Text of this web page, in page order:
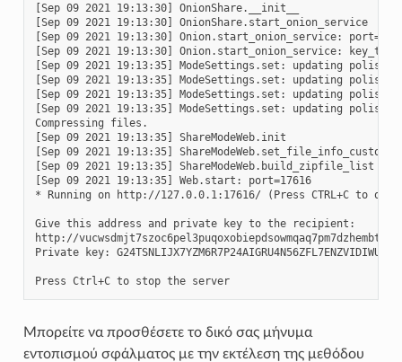
[Sep 09 2021 19:13:30] OnionShare.__init__
[Sep 09 2021 19:13:30] OnionShare.start_onion_service
[Sep 09 2021 19:13:30] Onion.start_onion_service:
[Sep 09 2021 19:13:30] Onion.start_onion_service:
[Sep 09 2021 19:13:35] ModeSettings.set: updating polish-
[Sep 09 2021 19:13:35] ModeSettings.set: updating polish-
[Sep 09 2021 19:13:35] ModeSettings.set: updating polish-
[Sep 09 2021 19:13:35] ModeSettings.set: updating polish-
Compressing files.
[Sep 09 2021 19:13:35] ShareModeWeb.init
[Sep 09 2021 19:13:35] ShareModeWeb.set_file_info_custom
[Sep 09 2021 19:13:35] ShareModeWeb.build_zipfile_list
[Sep 09 2021 19:13:35] Web.start: port=17616
* Running on http://127.0.0.1:17616/ (Press CTRL+C to
Give this address and private key to the recipient:
http://
Private key:
Press Ctrl+C to stop the server
Μπορείτε να προσθέσετε το δικό σας μήνυμα
εντοπισμού σφάλματος με την εκτέλεση της μεθόδου